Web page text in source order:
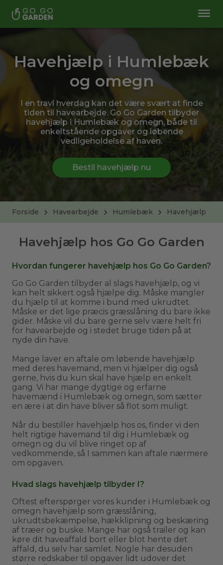
Havehjælp i Humlebæk
og omegn
I en travl hverdag kan det være svært at finde
tiden til havearbejde. Go Go Garden tilbyder
havehjælp i Humlebæk og omegn, både til
enkeltstående opgaver og løbende
vedligeholdelse af haven.
Bestil havehjælp nu
Forside Havearbejde Humlebæk Havehjælp
Havehjælp hos Go Go Garden
Hvordan fungerer havehjælp hos Go Go Garden?
Go Go Garden tilbyder al slags havehjælp, og vi
kan helt sikkert også hjælpe dig. Måske mangler
du hjælp til at komme i bund med ukrudtet.
Måske er det lige præcis græsslåning du bare ikke
gider. Måske vil du bare gerne selv være helt fri
for havearbejde og i stedet bruge tiden på at
nyde din have.
Mange laver en aftale om løbende havehjælp
med deres havemand, men vi hjælper dig også
gerne, hvis du kun skal have hjælp en enkelt
gang. Vi har mange dygtige og erfarne
havemænd i Humlebæk og omegn, som sætter
en ære i at din have bliver så flot som muligt.
Når du bestiller havehjælp hos os, finder vi den
helt rigtige havemand til dig i Humlebæk og
omegn og du vil blive ringet op af
vedkommende, så I sammen kan aftale nærmere
om opgaven.
Hvad slags havehjælp tilbyder I?
Oftest efterspørger vores kunder i Humlebæk og
omegn havehjælp som græsslåning,
ukrudtsbekæmpelse, hækklipning og beskæring
af træer og buske. Mange har også trailer og kan
køre dit haveaffald bort eller blot hente det
affald, du selv har samlet. Nogle har desuden
større redskaber til opgaver lidt udover det